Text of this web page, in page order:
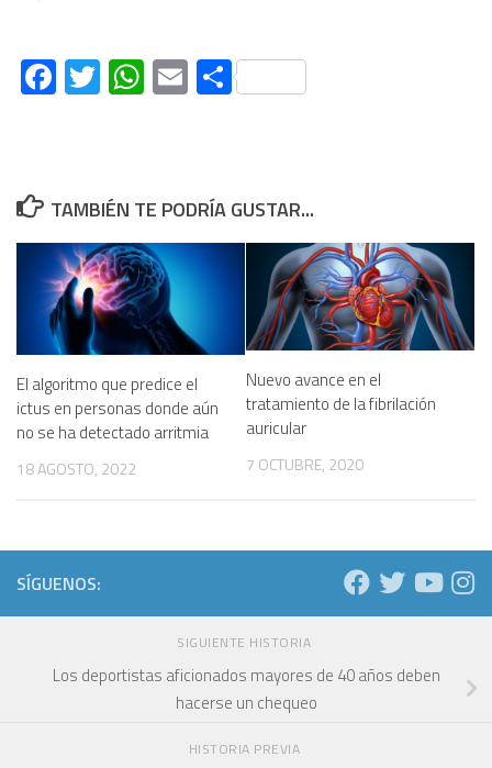
Facebook
Twitter
WhatsApp
EmailCompartir
TAMBIÉN TE PODRÍA GUSTAR...
El algoritmo que predice el
ictus en personas donde aún
no se ha detectado arritmia
18 AGOSTO, 2022
Nuevo avance en el
tratamiento de la fibrilación
auricular
7 OCTUBRE, 2020
SÍGUENOS:
SIGUIENTE HISTORIA
Los deportistas aficionados mayores de 40 años deben
hacerse un chequeo
HISTORIA PREVIA